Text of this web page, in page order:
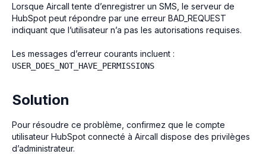
Lorsque Aircall tente d’enregistrer un SMS, le serveur de
HubSpot peut répondre par une erreur BAD_REQUEST
indiquant que l’utilisateur n’a pas les autorisations requises.
Les messages d’erreur courants incluent :
USER_DOES_NOT_HAVE_PERMISSIONS
Solution
Pour résoudre ce problème, confirmez que le compte
utilisateur HubSpot connecté à Aircall dispose des privilèges
d’administrateur.